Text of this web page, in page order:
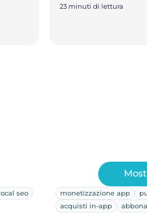
23 minuti di lettura
seo
monetizzazione app
acquisti in-app